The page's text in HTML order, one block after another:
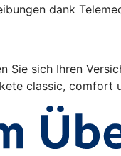
dank
sich Ihren
classic, comfort